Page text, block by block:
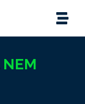
NEM